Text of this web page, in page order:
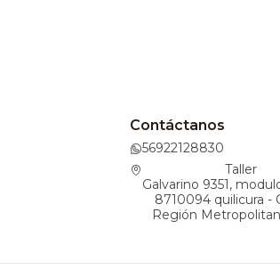
Contáctanos
56922128830
Taller
Galvarino 9351,
8710094 quilicura -
Región